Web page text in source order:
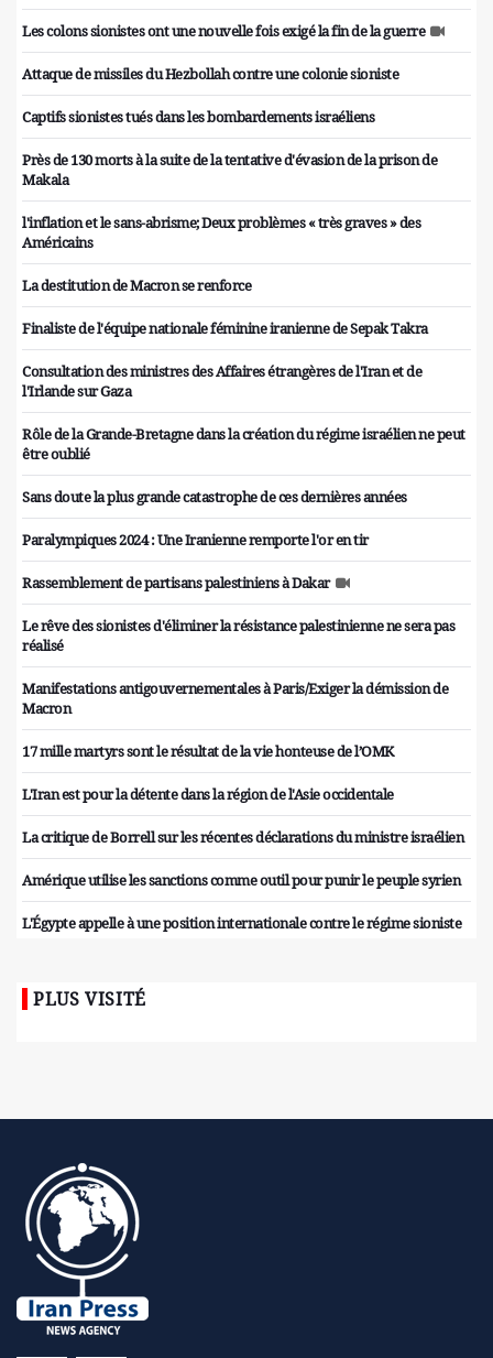
Les colons sionistes ont une nouvelle fois exigé la fin de la guerre
Attaque de missiles du Hezbollah contre une colonie sioniste
Captifs sionistes tués dans les bombardements israéliens
Près de 130 morts à la suite de la tentative d'évasion de la prison de
Makala
l'inflation et le sans-abrisme; Deux problèmes « très graves » des
Américains
La destitution de Macron se renforce
Finaliste de l'équipe nationale féminine iranienne de Sepak Takra
Consultation des ministres des Affaires étrangères de l'Iran et de
l'Irlande sur Gaza
Rôle de la Grande-Bretagne dans la création du régime israélien ne peut
être oublié
Sans doute la plus grande catastrophe de ces dernières années
Paralympiques 2024 : Une Iranienne remporte l'or en tir
Rassemblement de partisans palestiniens à Dakar
Le rêve des sionistes d'éliminer la résistance palestinienne ne sera pas
réalisé
Manifestations antigouvernementales à Paris/Exiger la démission de
Macron
17 mille martyrs sont le résultat de la vie honteuse de l’OMK
L'Iran est pour la détente dans la région de l'Asie occidentale
La critique de Borrell sur les récentes déclarations du ministre israélien
Amérique utilise les sanctions comme outil pour punir le peuple syrien
L'Égypte appelle à une position internationale contre le régime sioniste
PLUS VISITÉ